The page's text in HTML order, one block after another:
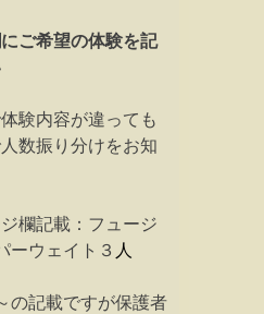
ご希望の体験を記
験内容が違っても
数振り分けをお知
欄記載：フュージ
ウェイト３ 人
の記載ですが保護者